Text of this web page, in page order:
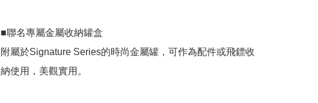
■聯名專屬金屬收納罐盒
附屬於Signature Series的時尚金屬罐，可作為配件或飛鏢收
納使用，美觀實用。